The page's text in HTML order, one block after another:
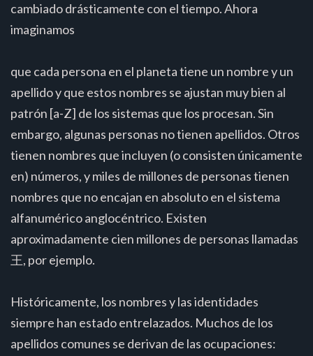
cambiado drásticamente con el tiempo. Ahora
imaginamos
que cada persona en el planeta tiene un nombre y un
apellido y que estos nombres se ajustan muy bien al
patrón [a-Z] de los sistemas que los procesan. Sin
embargo, algunas personas no tienen apellidos. Otros
tienen nombres que incluyen (o consisten únicamente
en) números, y miles de millones de personas tienen
nombres que no encajan en absoluto en el sistema
alfanumérico anglocéntrico. Existen
aproximadamente cien millones de personas llamadas
王, por ejemplo.
Históricamente, los nombres y las identidades
siempre han estado entrelazados. Muchos de los
apellidos comunes se derivan de las ocupaciones: